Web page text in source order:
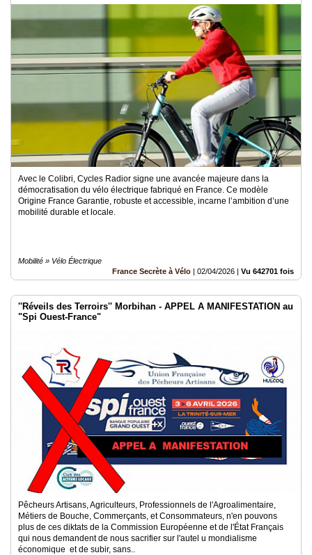
Avec le Colibri, Cycles Radior signe une avancée majeure dans la
démocratisation du vélo électrique fabriqué en France. Ce modèle
Origine France Garantie, robuste et accessible, incarne l’ambition d’une
mobilité durable et locale.
Mobilité » Vélo Électrique
France Secrète à Vélo | 02/04/2026 | Vu 642701 fois
''Réveils des Terroirs'' Morbihan - APPEL A MANIFESTATION au
"Spi Ouest-France"
Pêcheurs Artisans, Agriculteurs, Professionnels de l'Agroalimentaire,
Métiers de Bouche, Commerçants, et Consommateurs, n'en pouvons
plus de ces diktats de la Commission Européenne et de l'État Français
qui nous demandent de nous sacrifier sur l'autel u mondialisme
économique et de subir, sans..